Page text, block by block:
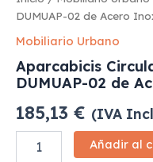
DUMUAP-02 de Acero
Mobiliario Urbano
Aparcabicis
DUMUAP-02 de
185,13 € (IVA
Añadir al